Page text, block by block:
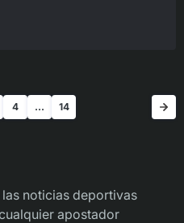
4 … 14
noticias deportivas
apostador